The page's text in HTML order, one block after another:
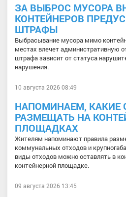
ЗА ВЫБРОС МУСОРА
КОНТЕЙНЕРОВ
ШТРАФЫ
Выбрасывание мусора мимо
местах влечет административную
штрафа зависит от статуса
нарушения.
10 августа 2026 08:49
НАПОМИНАЕМ,
РАЗМЕЩАТЬ НА
ПЛОЩАДКАХ
Жителям напоминают правила
коммунальных отходов и
виды отходов можно оставлять в
контейнерной площадке.
09 августа 2026 13:45